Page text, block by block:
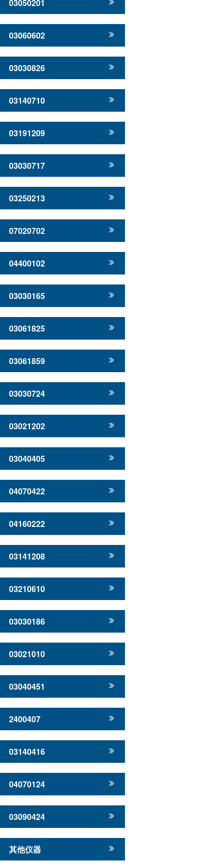
03050201
03060602
03030826
03140710
03191209
03030717
03250213
07020702
04400102
03030165
03061825
03061859
03030724
03021202
03040405
04070422
04160222
03141208
03210610
03030186
03021010
03040451
2400407
03140416
04070124
03090424
其他仪器